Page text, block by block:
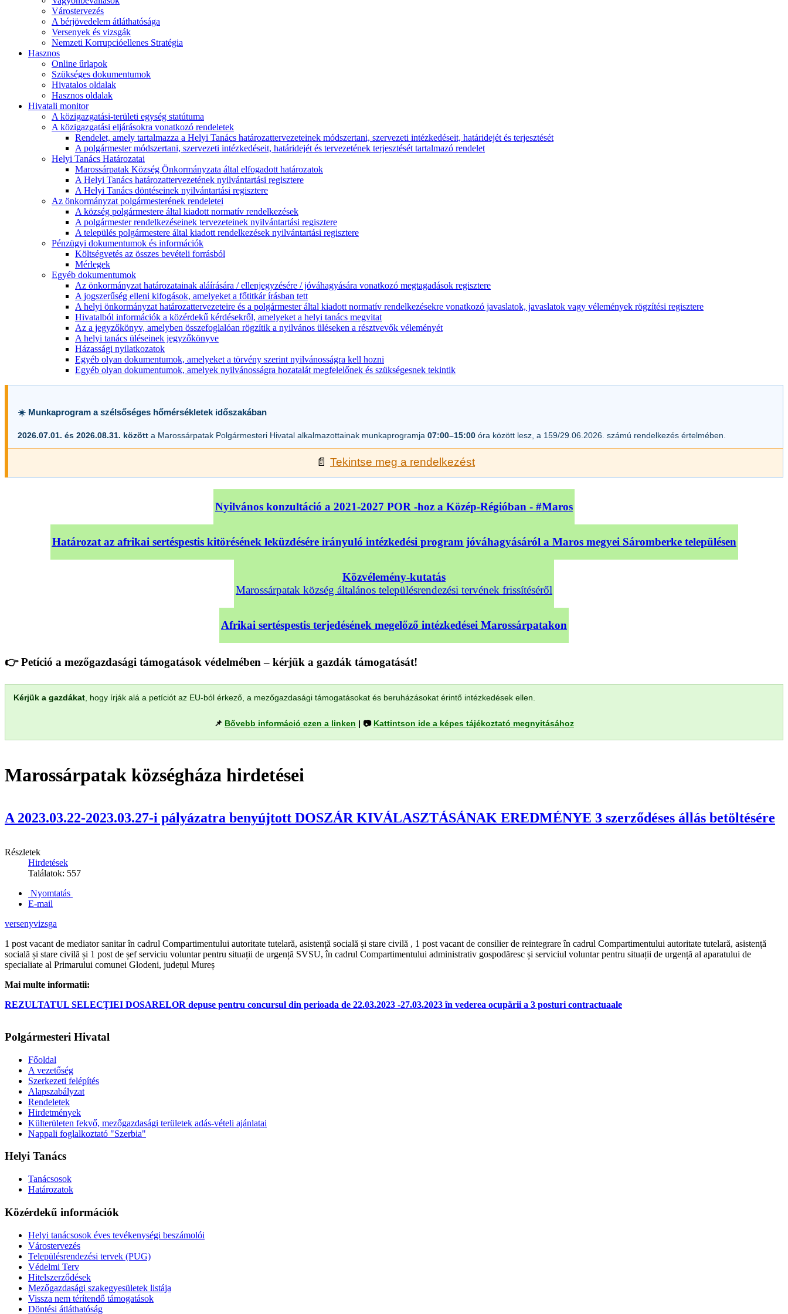
Várostervezés
A bérjövedelem átláthatósága
Versenyek és vizsgák
Nemzeti Korrupcióellenes Stratégia
Hasznos
Online űrlapok
Szükséges dokumentumok
Hivatalos oldalak
Hasznos oldalak
Hivatali monitor
A közigazgatási-területi egység statútuma
A közigazgatási eljárásokra vonatkozó rendeletek
Rendelet, amely tartalmazza a Helyi Tanács határozattervezeteinek módszertani, szervezeti intézkedéseit, határidejét és terjesztését
A polgármester módszertani, szervezeti intézkedéseit, határidejét és tervezetének terjesztését tartalmazó rendelet
Helyi Tanács Határozatai
Marossárpatak Község Önkormányzata által elfogadott határozatok
A Helyi Tanács határozattervezetének nyilvántartási regisztere
A Helyi Tanács döntéseinek nyilvántartási regisztere
Az önkormányzat polgármesterének rendeletei
A község polgármestere által kiadott normatív rendelkezések
A polgármester rendelkezéseinek tervezeteinek nyilvántartási regisztere
A település polgármestere által kiadott rendelkezések nyilvántartási regisztere
Pénzügyi dokumentumok és információk
Költségvetés az összes bevételi forrásból
Mérlegek
Egyéb dokumentumok
Az önkormányzat határozatainak aláírására / ellenjegyzésére / jóváhagyására vonatkozó megtagadások regisztere
A jogszerűség elleni kifogások, amelyeket a főtitkár írásban tett
A helyi önkormányzat határozattervezeteire és a polgármester által kiadott normatív rendelkezésekre vonatkozó javaslatok, javaslatok vagy vélemények rögzítési regisztere
Hivatalból információk a közérdekű kérdésekről, amelyeket a helyi tanács megvitat
Az a jegyzőkönyv, amelyben összefoglalóan rögzítik a nyilvános üléseken a résztvevők véleményét
A helyi tanács üléseinek jegyzőkönyve
Házassági nyilatkozatok
Egyéb olyan dokumentumok, amelyeket a törvény szerint nyilvánosságra kell hozni
Egyéb olyan dokumentumok, amelyek nyilvánosságra hozatalát megfelelőnek és szükségesnek tekintik
☀️ Munkaprogram a szélsőséges hőmérsékletek időszakában
2026.07.01. és 2026.08.31. között a Marossárpatak Polgármesteri Hivatal alkalmazottainak munkaprogramja 07:00–15:00 óra között lesz, a 159/29.06.2026. számú rendelkezés értelmében.
📄 Tekintse meg a rendelkezést
Nyilvános konzultáció a 2021-2027 POR -hoz a Közép-Régióban - #Maros
Határozat az afrikai sertéspestis kitörésének leküzdésére irányuló intézkedési program jóváhagyásáról a Maros megyei Sáromberke településen
Közvélemény-kutatás
Marossárpatak község általános településrendezési tervének frissítéséről
Afrikai sertéspestis terjedésének megelőző intézkedései Marossárpatakon
👉 Petíció a mezőgazdasági támogatások védelmében – kérjük a gazdák támogatását!
Kérjük a gazdákat , hogy írják alá a petíciót az EU-ból érkező, a mezőgazdasági támogatásokat és beruházásokat érintő intézkedések ellen.
📌 Bővebb információ ezen a linken | 📷 Kattintson ide a képes tájékoztató megnyitásához
Marossárpatak községháza hirdetései
A 2023.03.22-2023.03.27-i pályázatra benyújtott DOSZÁR KIVÁLASZTÁSÁNAK EREDMÉNYE 3 szerződéses állás betöltésére
Részletek
Hirdetések
Találatok: 557
Nyomtatás
E-mail
versenyvizsga
1 post vacant de mediator sanitar în cadrul Compartimentului autoritate tutelară, asistență socială și stare civilă , 1 post vacant de consilier de reintegrare în cadrul Compartimentului autoritate tutelară, asistență
socială și stare civilă și 1 post de șef serviciu voluntar pentru situații de urgență SVSU, în cadrul Compartimentului administrativ gospodăresc și serviciul voluntar pentru situații de urgență al aparatului de
specialiate al Primarului comunei Glodeni, județul Mureș
Mai multe informatii:
REZULTATUL SELECŢIEI DOSARELOR depuse pentru concursul din perioada de 22.03.2023 -27.03.2023 în vederea ocupării a 3 posturi contractuaale
Polgármesteri Hivatal
Főoldal
A vezetőség
Szerkezeti felépítés
Alapszabályzat
Rendeletek
Hirdetmények
Külterületen fekvő, mezőgazdasági területek adás-vételi ajánlatai
Nappali foglalkoztató "Szerbia"
Helyi Tanács
Tanácsosok
Határozatok
Közérdekű információk
Helyi tanácsosok éves tevékenységi beszámolói
Várostervezés
Településrendezési tervek (PUG)
Védelmi Terv
Hitelszerződések
Mezőgazdasági szakegyesületek listája
Vissza nem térítendő támogatások
Döntési átláthatóság